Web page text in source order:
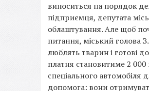
виноситься на порядок
підприємця, депутата
облаштування. Але щоб
питання, міський голова
люблять тварин і готові
платня становитиме 2
спеціального
допомога: вони